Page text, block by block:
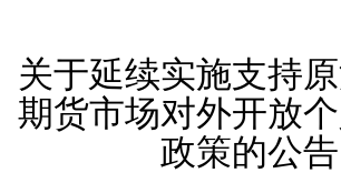
关于延续实施支持
期货市场对外开放
政策的公告